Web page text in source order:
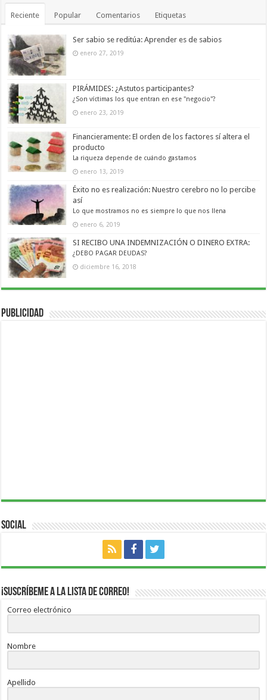
Reciente Popular Comentarios Etiquetas
Ser sabio se reditúa: Aprender es de sabios
enero 27, 2019
PIRÁMIDES: ¿Astutos participantes?
¿Son víctimas los que entran en ese "negocio"?
enero 23, 2019
Financieramente: El orden de los factores sí altera el
producto
La riqueza depende de cuándo gastamos
enero 13, 2019
Éxito no es realización: Nuestro cerebro no lo percibe
así
Lo que mostramos no es siempre lo que nos llena
enero 6, 2019
SI RECIBO UNA INDEMNIZACIÓN O DINERO EXTRA:
¿DEBO PAGAR DEUDAS?
diciembre 16, 2018
Publicidad
Social
¡Suscríbeme a la lista de correo!
Correo electrónico
Nombre
Apellido